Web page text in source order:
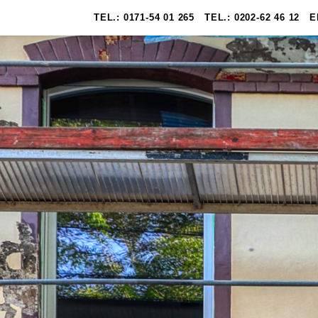
TEL.: 0171-54 01 265 TEL.: 0202-62 46 12